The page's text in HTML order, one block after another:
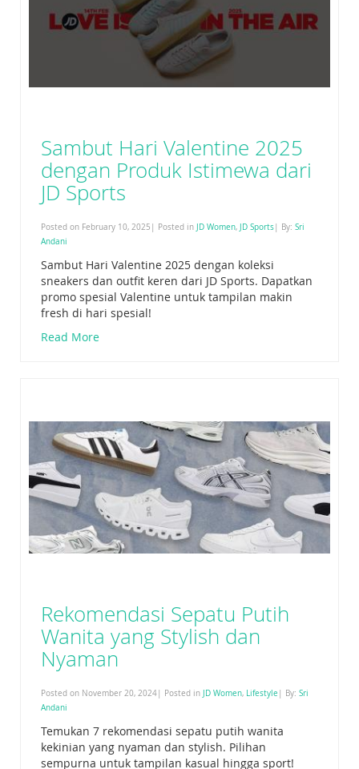
Sambut Hari Valentine 2025
dengan Produk Istimewa dari
JD Sports
Posted on February 10, 2025| Posted in JD Women, JD Sports | By: Sri
Andani
Sambut Hari Valentine 2025 dengan koleksi
sneakers dan outfit keren dari JD Sports. Dapatkan
promo spesial Valentine untuk tampilan makin
fresh di hari spesial!
Read More
Rekomendasi Sepatu Putih
Wanita yang Stylish dan
Nyaman
Posted on November 20, 2024| Posted in JD Women, Lifestyle | By: Sri
Andani
Temukan 7 rekomendasi sepatu putih wanita
kekinian yang nyaman dan stylish. Pilihan
sempurna untuk tampilan kasual hingga sport!